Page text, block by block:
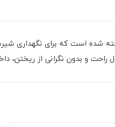
شده است که برای نگهداری
راحت و بدون نگرانی از ریختن،